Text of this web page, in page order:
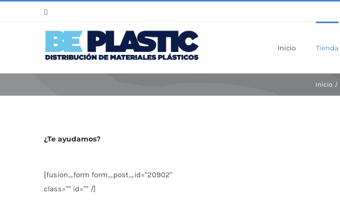
Inicio Tienda
Inicio /
¿Te ayudamos?
[fusion_form form_post_id="20902"
class="" id="" /]